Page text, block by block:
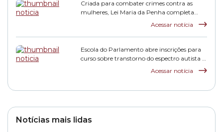
Criada para combater crimes contra as
mulheres, Lei Maria da Penha completa
Acessar notícia
Escola do Parlamento abre inscrições para
curso sobre transtorno do espectro autista e
Acessar notícia
Notícias mais lidas